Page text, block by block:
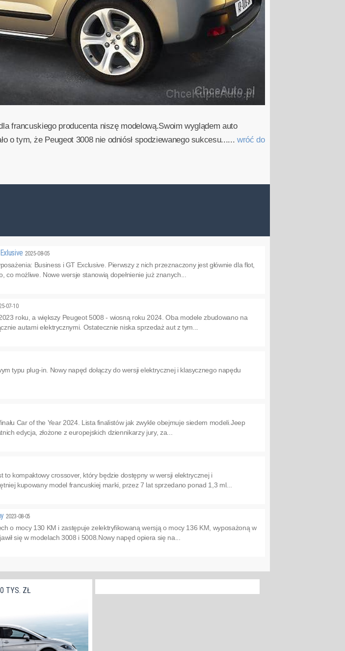
francuskiego producenta niszę modelową.Swoim wyglądem auto
o tym, że Peugeot 3008 nie odniósł spodziewanego sukcesu...... wróć do
2025-08-05
Business i GT Exclusive. Pierwszy z nich przeznaczony jest głównie dla flot,
możliwe. Nowe wersje stanowią dopełnienie już znanych...
07-10
roku, a większy Peugeot 5008 - wiosną roku 2024. Oba modele zbudowano na
autami elektrycznymi. Ostatecznie niska sprzedaż aut z tym...
typu plug-in. Nowy napęd dołączy do wersji elektrycznej i klasycznego napędu
Car of the Year 2024. Lista finalistów jak zwykle obejmuje siedem modeli.Jeep
edycja, złożone z europejskich dziennikarzy jury, za...
to kompaktowy crossover, który będzie dostępny w wersji elektrycznej i
kupowany model francuskiej marki, przez 7 lat sprzedano ponad 1,3 ml...
2023-08-05
o mocy 130 KM i zastępuje zelektryfikowaną wersją o mocy 136 KM, wyposażoną w
się w modelach 3008 i 5008.Nowy napęd opiera się na...
TYS. ZŁ